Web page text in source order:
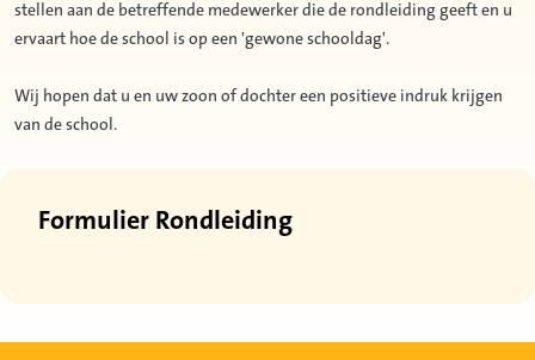
stellen aan de betreffende medewerker die de rondleiding geeft en u
ervaart hoe de school is op een 'gewone schooldag'.
Wij hopen dat u en uw zoon of dochter een positieve indruk krijgen
van de school.
Formulier Rondleiding